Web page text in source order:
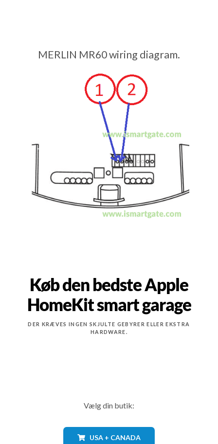
MERLIN MR60 wiring diagram.
Køb den bedste Apple
HomeKit smart garage
DER KRÆVES INGEN SKJULTE GEBYRER ELLER EKSTRA
HARDWARE.
Vælg din butik:
USA + CANADA